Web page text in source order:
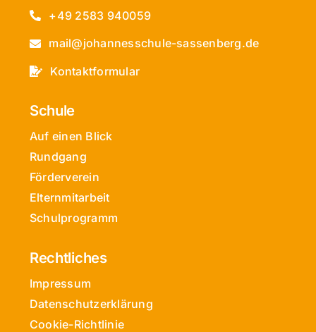
+49 2583 940059
mail@johannesschule-sassenberg.de
Kontaktformular
Schule
Auf einen Blick
Rundgang
Förderverein
Elternmitarbeit
Schulprogramm
Rechtliches
Impressum
Datenschutzerklärung
Cookie-Richtlinie